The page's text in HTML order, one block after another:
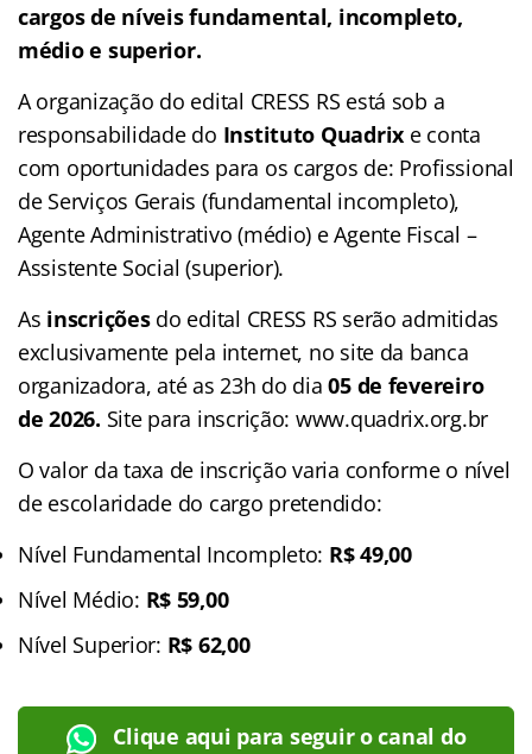
cargos de níveis fundamental, incompleto,
médio e superior.
A organização do edital CRESS RS está sob a
responsabilidade do Instituto Quadrix e conta
com oportunidades para os cargos de: Profissional
de Serviços Gerais (fundamental incompleto),
Agente Administrativo (médio) e Agente Fiscal –
Assistente Social (superior).
As inscrições do edital CRESS RS serão admitidas
exclusivamente pela internet, no site da banca
organizadora, até as 23h do dia05 de fevereiro
de 2026. Site para inscrição: www.quadrix.org.br
O valor da taxa de inscrição varia conforme o nível
de escolaridade do cargo pretendido:
Nível Fundamental Incompleto: R$ 49,00
Nível Médio: R$ 59,00
Nível Superior: R$ 62,00
Clique aqui para seguir o canal do